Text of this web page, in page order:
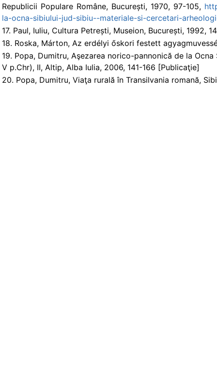
Republicii Populare Române, București, 1970, 97-105,
la-ocna-sibiului-jud-sibiu--materiale-si-cercetari-
17. Paul, Iuliu, Cultura Petrești, Museion, București, 1992,
18. Roska, Márton, Az erdélyi őskori festett
19. Popa, Dumitru, Aşezarea norico-pannonică de la
V p.Chr), II, Altip, Alba Iulia, 2006, 141-166 [Publicaţie]
20. Popa, Dumitru, Viaţa rurală în Transilvania romană,